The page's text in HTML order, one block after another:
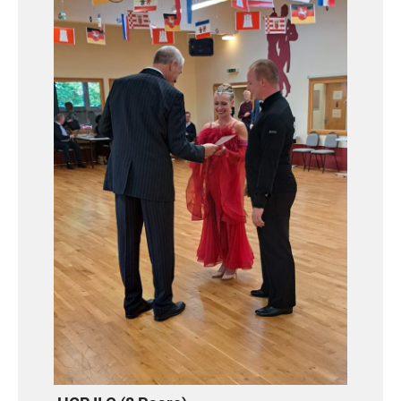
TSC Nordlicht Rostock e.V.)
Junioren II D Standard (7 Paare)
1. Platz: Lenny Jó Biederstädt /
Hanna Justa (TTA d. TSG
Lilienthalstadt-Anklam e.V.)
Landesmeister TMV - Aufstieg
in die C-Klasse!
5. Platz: John Thamm / Merle Tiede
(TSV Rot-Gold Torgelow 1990 e.V.)
Junioren II C Standard (6 Paare)
3. Platz: Povilas Liekis / Maja
Kowalski (TSC Blau-Weiß Stralsund
e.V.)